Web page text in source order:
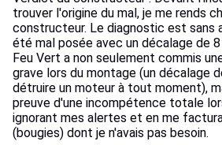
trouver l'origine du mal, je me rends
constructeur. Le diagnostic est sans
été mal posée avec un décalage de
Feu Vert a non seulement commis
grave lors du montage (un décalage
détruire un moteur à tout moment),
preuve d'une incompétence totale
ignorant mes alertes et en me
(bougies) dont je n'avais pas besoin.